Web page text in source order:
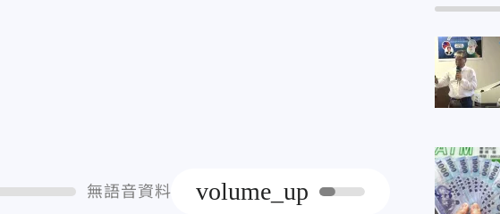
無語音資料 volume_up